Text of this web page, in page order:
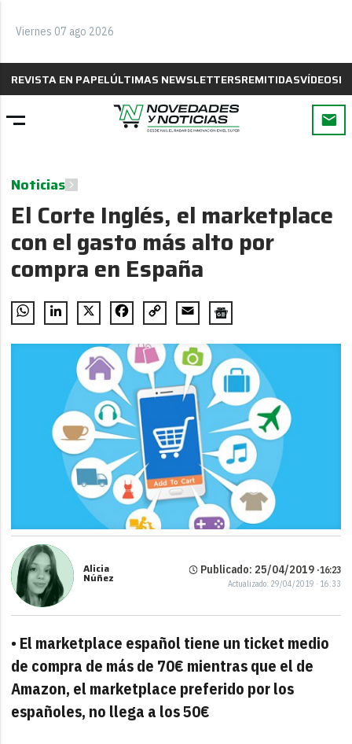
Viernes 07 ago 2026
REVISTA EN PAPELÚLTIMAS NEWSLETTERSREMITIDASVÍDEOS
Noticias
El Corte Inglés, el marketplace
con el gasto más alto por
compra en España
WhatsAppLinkedIn
X FacebookCopy
Email
Alicia
Núñez
Publicado: 25/04/2019 ·16:23
Actualizado: 29/04/2019 · 16:33
• El marketplace español tiene un ticket medio
de compra de más de 70€ mientras que el de
Amazon, el marketplace preferido por los
españoles, no llega a los 50€